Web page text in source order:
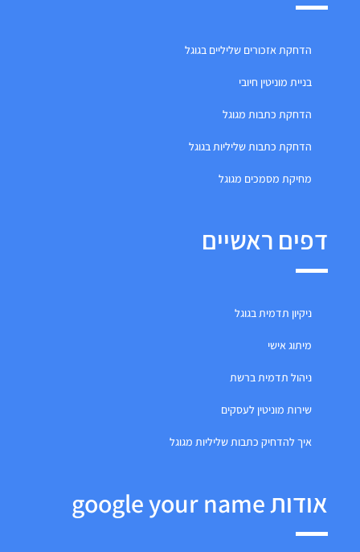
הדחקת אזכורים שליליים בגוגל
בניית מוניטין חיובי
הדחקת כתבות מגוגל
הדחקת כתבות שליליות בגוגל
מחיקת מסמכים מגוגל
דפים ראשיים
ניקיון תדמית בגוגל
מיתוג אישי
ניהול תדמית ברשת
שירות מוניטין לעסקים
איך להדחיק כתבות שליליות מגוגל
אודות google your name